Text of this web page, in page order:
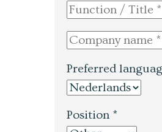
Preferred
Position *